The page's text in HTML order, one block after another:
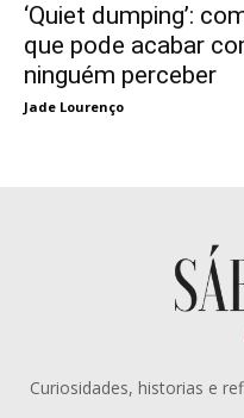
‘Quiet dumping’:
que pode acabar
ninguém perceber
Jade Lourenço
Curiosidades, historias e